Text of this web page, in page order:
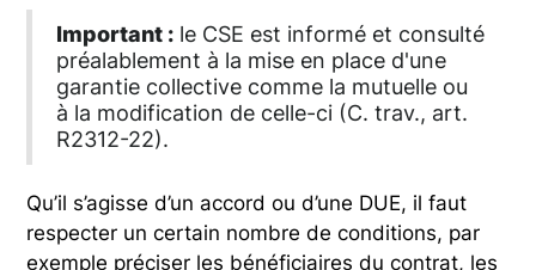
Important : le CSE est informé et consulté
préalablement à la mise en place d'une
garantie collective comme la mutuelle ou
à la modification de celle-ci (C. trav., art.
R2312-22).
Qu’il s’agisse d’un accord ou d’une DUE, il faut
respecter un certain nombre de conditions, par
exemple préciser les bénéficiaires du contrat, les